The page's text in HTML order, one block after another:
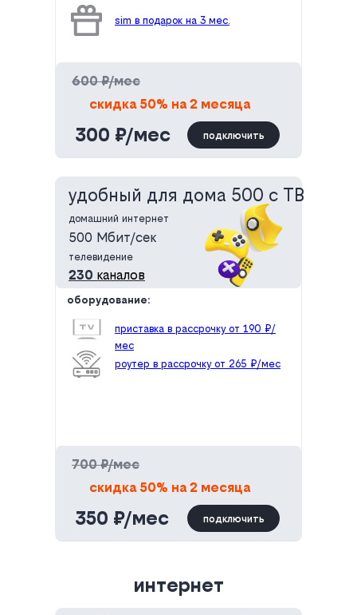
300 ₽/мес
600 ₽/мес
скидка 50% на 2 месяца
sim в подарок на 3 мес.
подключить
домашний интернет
телевидение
500 Мбит/сек
230 каналов
350 ₽/мес
700 ₽/мес
скидка 50% на 2 месяца
приставка в рассрочку от 190 ₽/
мес
роутер в рассрочку от 265 ₽/мес
оборудование:
подключить
удобный для дома 500 с ТВ
интернет